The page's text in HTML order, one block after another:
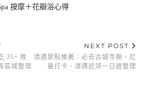
按摩＋花瓣浴心得
35+ 推
區域整理
NEXT POST
清邁景點推薦：必去古城寺廟、尼
曼打卡、清邁近郊一日遊整理